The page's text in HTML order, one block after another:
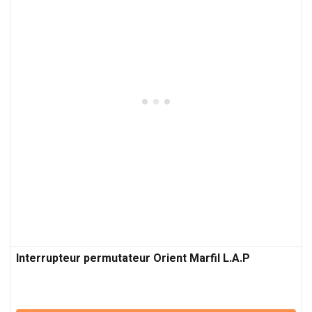
Interrupteur permutateur Orient Marfil L.A.P